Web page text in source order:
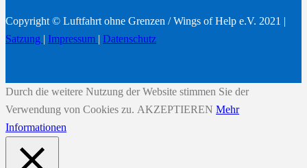
Copyright © Luftfahrt ohne Grenzen / Wings of Help e.V. 2021 |
Satzung | Impressum | Datenschutz
Durch die weitere Nutzung der Website stimmen Sie der
Verwendung von Cookies zu. AKZEPTIEREN Mehr
Informationen